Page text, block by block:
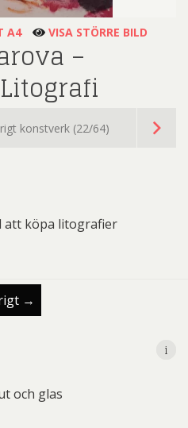
A4 VISA STÖRRE BILD
–
konstverk (22/64)
att köpa litografier
→
och glas
ii